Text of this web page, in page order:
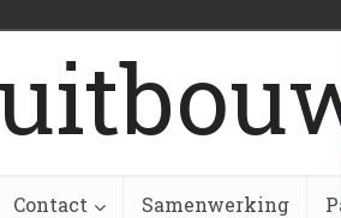
Contact Samenwerking